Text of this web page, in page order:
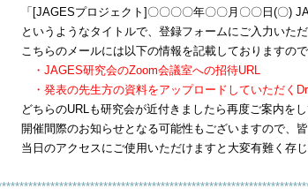
プロジェクト]〇〇〇〇年〇〇月〇〇日(〇)
うようなタイトルで、登録フォームにご入力いただ
こちらのメールには以下の情報を記載しておりますの
・ JAGES研究会のZoom会議室への招待URL
・ 発表の先生方の資料をアップロードしていただく
どちらのURLも研究会が近付きましたら再度ご案内を
間際のお知らせとなる可能性もございますので、
のアクセスにご使用いただけますと大変有難く存じ
******************************